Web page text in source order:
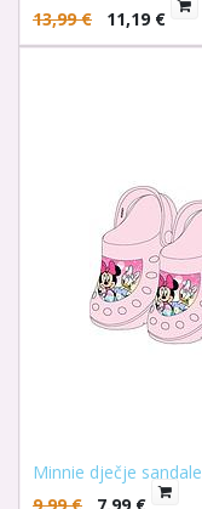
13,99€ 11,19 €
Minnie dječje sandale